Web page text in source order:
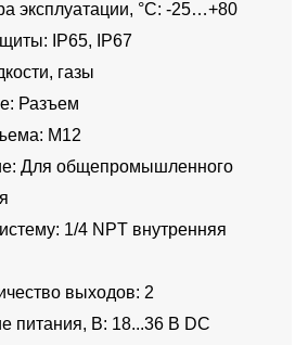
эксплуатации, °C: -25…+80
IP65, IP67
газы
Разъем
M12
Для общепромышленного
1/4 NPT внутренняя
выходов: 2
питания, В: 18...36 В DC